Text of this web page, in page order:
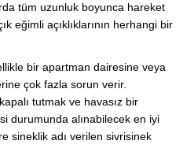
tüm uzunluk boyunca hareket
eğimli açıklıklarının herhangi bir
bir apartman dairesine veya
çok fazla sorun verir.
tutmak ve havasız bir
durumunda alınabilecek en iyi
sineklik adı verilen sivrisinek